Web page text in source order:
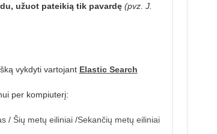
užuot pateikią tik pavardę (pvz. J.
vykdyti vartojant Elastic Search
per kompiuterį:
/ Šių metų eiliniai /Sekančių metų eiliniai